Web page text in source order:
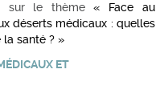
sur le thème« Face au
déserts médicaux : quelles
santé ? »
ET